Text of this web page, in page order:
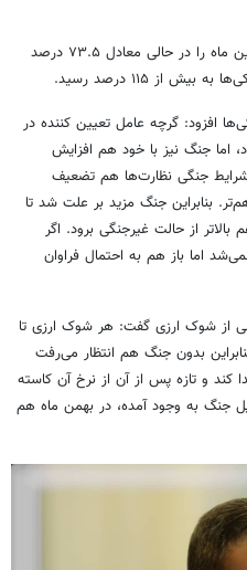
مرکز آمار ایران تورم نقطه‌ به نقطه فروردین ماه را در حالی معادل ۷۳.۵ درصد
از ۱۱۵ درصد رسید.
افزود: گرچه عامل تعیین کننده در
اما جنگ نیز با خود هم افزایش
شرایط جنگی نظارت‌ها هم تضعیف
بنابراین جنگ مزید بر علت شد تا
از حالت غیرجنگی برود. اگر
اما باز هم به احتمال فراوان
از شوک ارزی گفت: هر شوک ارزی تا
بدون جنگ هم انتظار می‌رفت
کند و تازه پس از آن از نرخ آن کاسته
جنگ به وجود آمده، در بهمن ماه هم